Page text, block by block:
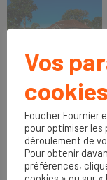
Vos
cookies
Foucher Fournier
pour optimiser les
déroulement de
Pour obtenir
préférences,